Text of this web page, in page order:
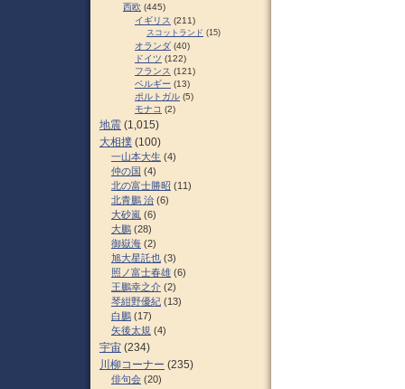
西欧 (445)
イギリス (211)
スコットランド (15)
オランダ (40)
ドイツ (122)
フランス (121)
ベルギー (13)
ポルトガル (5)
モナコ (2)
地震 (1,015)
大相撲 (100)
一山本大生 (4)
仲の国 (4)
北の富士勝昭 (11)
北青鵬 治 (6)
大砂嵐 (6)
大鵬 (28)
御嶽海 (2)
旭大星託也 (3)
照ノ富士春雄 (6)
王鵬幸之介 (2)
琴紺野優紀 (13)
白鵬 (17)
矢後太規 (4)
宇宙 (234)
川柳コーナー (235)
俳句会 (20)